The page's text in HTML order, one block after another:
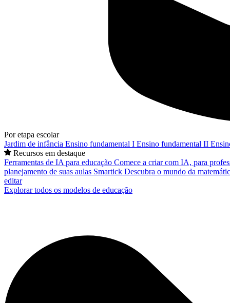
Por etapa escolar
Jardim de infância Ensino fundamental I Ensino fundamental II
Recursos em destaque
Ferramentas de IA para educação Comece a criar com IA, para
planejamento de suas aulas Smartick Descubra o mundo da
editar
Explorar todos os modelos de educação